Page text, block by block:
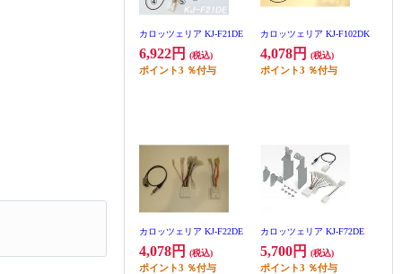
カロッツェリア KJ-F21DE
6,922円 (税込)
ポイント3 ％付与
カロッツェリア KJ-F102DK
4,078円 (税込)
ポイント3 ％付与
カロッツェリア KJ-F22DE
4,078円 (税込)
ポイント3 ％付与
カロッツェリア KJ-F72DE
5,700円 (税込)
ポイント3 ％付与